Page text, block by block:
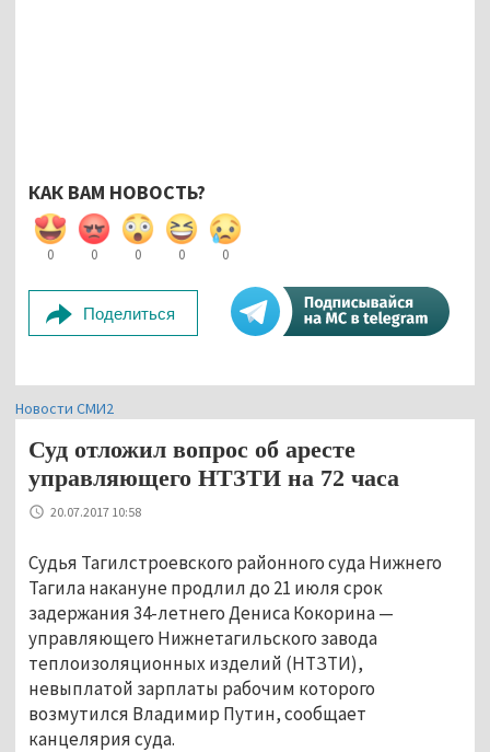
КАК ВАМ НОВОСТЬ?
0 0 0 0 0
Поделиться
Новости СМИ2
Суд отложил вопрос об аресте
управляющего НТЗТИ на 72 часа
20.07.2017 10:58
Судья Тагилстроевского районного суда Нижнего
Тагила накануне продлил до 21 июля срок
задержания 34-летнего Дениса Кокорина —
управляющего Нижнетагильского завода
теплоизоляционных изделий (НТЗТИ),
невыплатой зарплаты рабочим которого
возмутился Владимир Путин, сообщает
канцелярия суда.